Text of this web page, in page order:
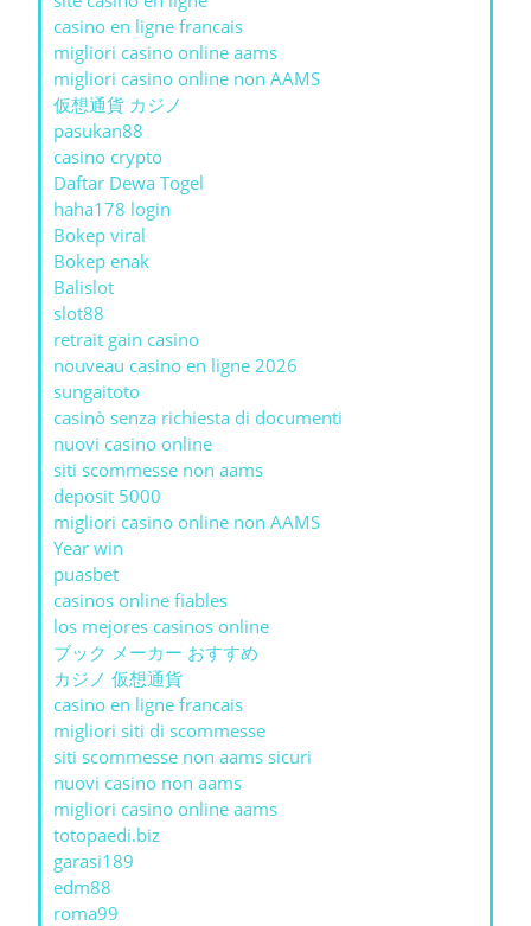
casino en ligne francais
migliori casino online aams
migliori casino online non AAMS
仮想通貨 カジノ
pasukan88
casino crypto
Daftar Dewa Togel
haha178 login
Bokep viral
Bokep enak
Balislot
slot88
retrait gain casino
nouveau casino en ligne 2026
sungaitoto
casinò senza richiesta di documenti
nuovi casino online
siti scommesse non aams
deposit 5000
migliori casino online non AAMS
Year win
puasbet
casinos online fiables
los mejores casinos online
ブック メーカー おすすめ
カジノ 仮想通貨
casino en ligne francais
migliori siti di scommesse
siti scommesse non aams sicuri
nuovi casino non aams
migliori casino online aams
totopaedi.biz
garasi189
edm88
roma99